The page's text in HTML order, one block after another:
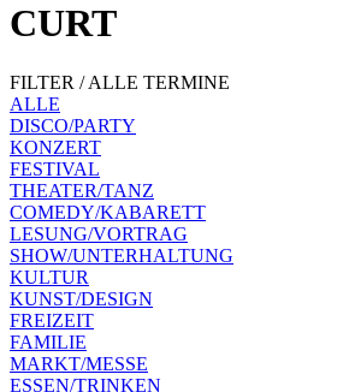
CURT
FILTER / ALLE TERMINE
ALLE
DISCO/PARTY
KONZERT
FESTIVAL
THEATER/TANZ
COMEDY/KABARETT
LESUNG/VORTRAG
SHOW/UNTERHALTUNG
KULTUR
KUNST/DESIGN
FREIZEIT
FAMILIE
MARKT/MESSE
ESSEN/TRINKEN